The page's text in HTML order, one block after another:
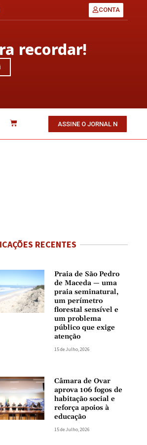
CONTA
recordar!
ASSINE O JORNAL N
RECENTES
Praia de São Pedro
de Maceda — uma
praia seminatural,
um perímetro
florestal sensível e
um problema
público que exige
atenção
15 de Julho, 2026
Câmara de Ovar
aprova 106 fogos de
habitação social e
reforça apoios à
educação
15 de Julho, 2026